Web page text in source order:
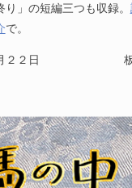
」の短編三つも収録。
で。
２２日